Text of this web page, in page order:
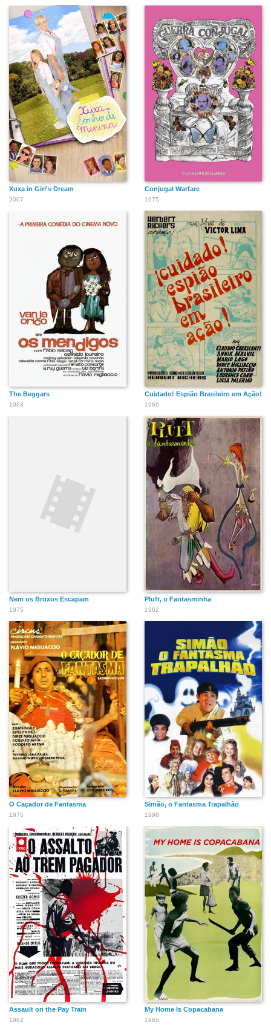
Xuxa in Girl's Dream
2007
Conjugal Warfare
1975
The Beggars
1963
Cuidado! Espião Brasileiro em Ação!
1966
Nem os Bruxos Escapam
1975
Pluft, o Fantasminha
1962
O Caçador de Fantasma
1975
Simão, o Fantasma Trapalhão
1998
Assault on the Pay Train
1962
My Home Is Copacabana
1965